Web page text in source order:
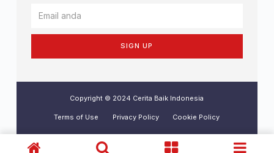
SIGN UP
Copyright © 2024 Cerita Baik Indonesia
Terms of Use Privacy Policy Cookie Policy